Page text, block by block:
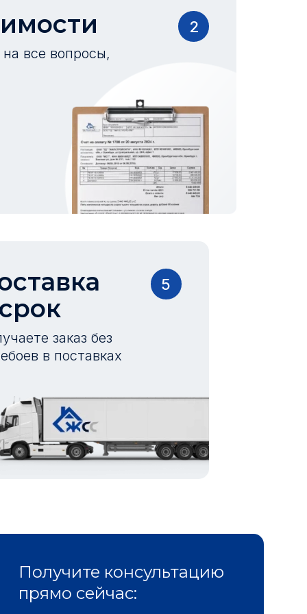
все вопросы,
2
заказ без
в поставках
5
Получите консультацию
прямо сейчас: